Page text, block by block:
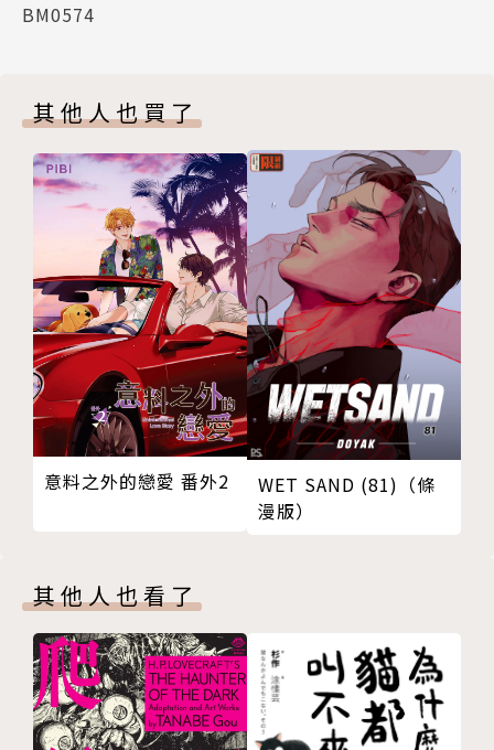
BM0574
其他人也買了
意料之外的戀愛 番外2
WET SAND (81)（條
漫版）
其他人也看了